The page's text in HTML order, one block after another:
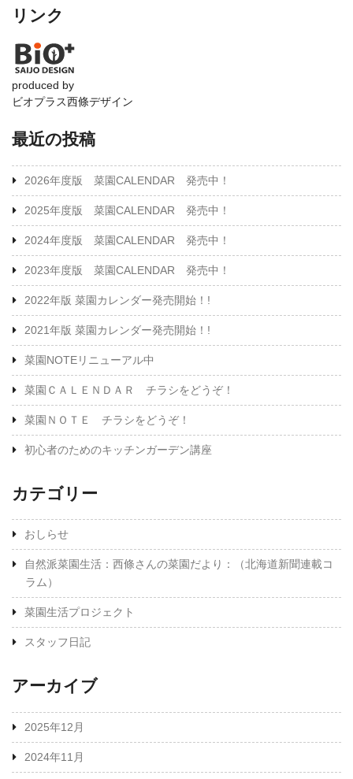
リンク
produced by
ビオプラス西條デザイン
最近の投稿
2026年度版 菜園CALENDAR 発売中！
2025年度版 菜園CALENDAR 発売中！
2024年度版 菜園CALENDAR 発売中！
2023年度版 菜園CALENDAR 発売中！
2022年版 菜園カレンダー発売開始！!
2021年版 菜園カレンダー発売開始！!
菜園NOTEリニューアル中
菜園ＣＡＬＥＮＤＡＲ チラシをどうぞ！
菜園ＮＯＴＥ チラシをどうぞ！
初心者のためのキッチンガーデン講座
カテゴリー
おしらせ
自然派菜園生活：西條さんの菜園だより：（北海道新聞連載コ
ラム）
菜園生活プロジェクト
スタッフ日記
アーカイブ
2025年12月
2024年11月